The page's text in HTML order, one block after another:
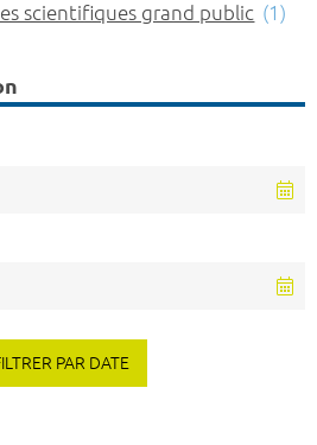
scientifiques grand public (1)
PAR DATE